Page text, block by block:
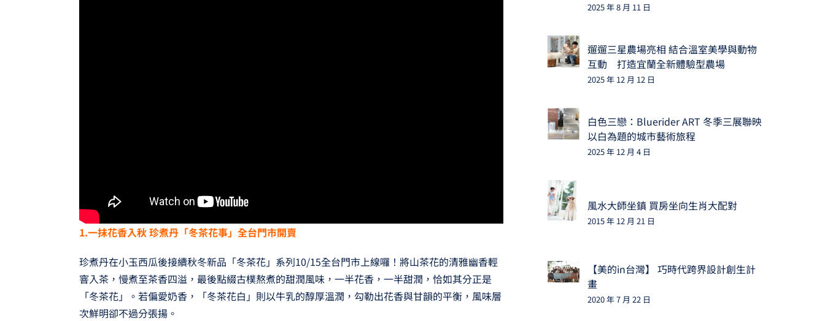
1.一抹花香入秋珍煮丹「冬茶花事」全台門市開賣
珍煮丹在小玉西瓜後接續秋冬新品「冬茶花」系列10/15全台門市上線囉！將山茶花的清雅幽香輕
窨入茶，慢煮至茶香四溢，最後點綴古樸熬煮的甜潤風味，一半花香，一半甜潤，恰如其分正是
「冬茶花」。若偏愛奶香，「冬茶花白」則以牛乳的醇厚溫潤，勾勒出花香與甘韻的平衡，風味層
次鮮明卻不過分張揚。
2025 年 8 月 11 日
遛遛三星農場亮相 結合溫室美學與動物
互動 打造宜蘭全新體驗型農場
2025 年 12 月 12 日
白色三戀：Bluerider ART 冬季三展聯映
以白為題的城市藝術旅程
2025 年 12 月 4 日
風水大師坐鎮 買房坐向生肖大配對
2015 年 12 月 21 日
【美的in台灣】 巧時代跨界設計創生計
畫
2020 年 7 月 22 日